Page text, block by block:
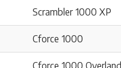
Scrambler 1000 XP
Cforce 1000
Cforce 1000 Overland